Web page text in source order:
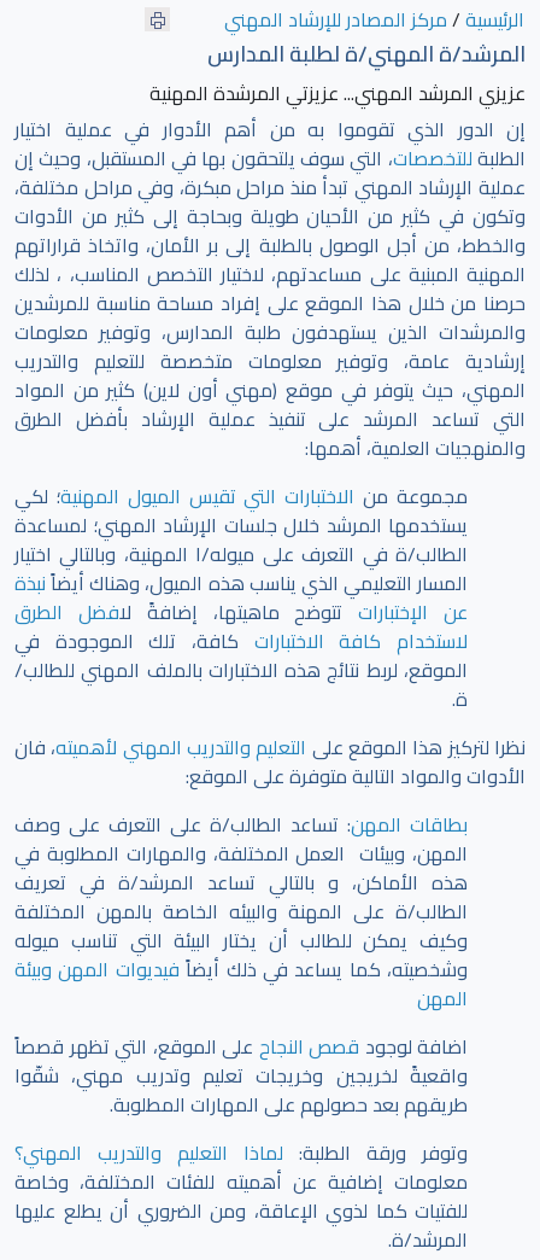
الرئيسية/مركز المصادر للإرشاد المهني
المرشد/ة المهني/ة لطلبة المدارس
عزيزي المرشد المهني... عزيزتي المرشدة المهنية
إن الدور الذي تقوموا به من أهم الأدوار في عملية اختيار
الطلبةللتخصصات، التي سوف يلتحقون بها في المستقبل، وحيث إن
عملية الإرشاد المهني تبدأ منذ مراحل مبكرة، وفي مراحل مختلفة،
وتكون في كثير من الأحيان طويلة وبحاجة إلى كثير من الأدوات
والخطط، من أجل الوصول بالطلبة إلى بر الأمان، واتخاذ قراراتهم
المهنية المبنية على مساعدتهم، لاختيار التخصص المناسب، ، لذلك
حرصنا من خلال هذا الموقع على إفراد مساحة مناسبة للمرشدين
والمرشدات الذين يستهدفون طلبة المدارس، وتوفير معلومات
إرشادية عامة، وتوفير معلومات متخصصة للتعليم والتدريب
المهني، حيث يتوفر في موقع (مهني أون لاين) كثير من المواد
التي تساعد المرشد على تنفيذ عملية الإرشاد بأفضل الطرق
والمنهجيات العلمية، أهمها:
مجموعة من الاختبارات التي تقيس الميول المهنية؛ لكي
يستخدمها المرشد خلال جلسات الإرشاد المهني؛ لمساعدة
الطالب/ة في التعرف على ميوله/ا المهنية، وبالتالي اختيار
المسار التعليمي الذي يناسب هذه الميول، وهناك أيضاًنبذة
عن الإختباراتتتوضح ماهيتها، إضافةً لافضل الطرق
لاستخدام كافة الاختبارات كافة، تلك الموجودة في
الموقع، لربط نتائج هذه الاختبارات بالملف المهني للطالب/
ة.
نظرا لتركيز هذا الموقع على التعليم والتدريب المهني لأهميته، فان
الأدوات والمواد التالية متوفرة على الموقع:
بطاقات المهن: تساعد الطالب/ة على التعرف على وصف
المهن، وبيئات العمل المختلفة، والمهارات المطلوبة في
هذه الأماكن، و بالتالي تساعد المرشد/ة في تعريف
الطالب/ة على المهنة والبيئه الخاصة بالمهن المختلفة
وكيف يمكن للطالب أن يختار البيئة التي تناسب ميوله
وشخصيته، كما يساعد في ذلك أيضاً فيديوات المهن وبيئة
المهن
اضافة لوجود قصص النجاح على الموقع، التي تظهر قصصاً
واقعيةً لخريجين وخريجات تعليم وتدريب مهني، شقّوا
طريقهم بعد حصولهم على المهارات المطلوبة.
وتوفر ورقة الطلبة: لماذا التعليم والتدريب المهني؟
معلومات إضافية عن أهميته للفئات المختلفة، وخاصة
للفتيات كما لذوي الإعاقة، ومن الضروري أن يطلع عليها
المرشد/ة.